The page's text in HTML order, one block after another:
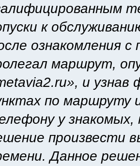
к
ознакомления
маршрут,
и узнав
по маршруту
у
произвести
Данное